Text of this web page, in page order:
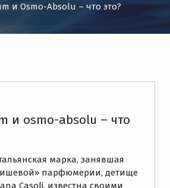
и Osmo-Absolu – что это?
и osmo-absolu – что
марка, занявшая
парфюмерии, детище
Casoli, известна своими